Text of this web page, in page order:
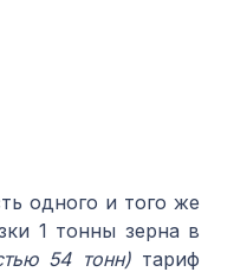
одного и того же
1 тонны зерна в
54 тонн) тариф